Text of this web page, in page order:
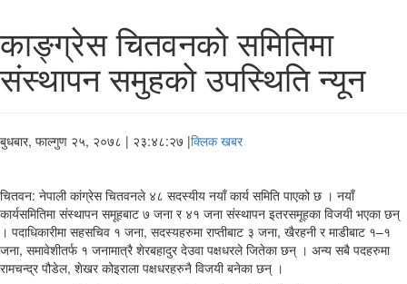
काङ्ग्रेस चितवनकाे समितिमा
संस्थापन समुहकाे उपस्थिति न्यून
बुधबार, फाल्गुण २५, २०७८ | २३:४८:२७ |क्लिक खबर
चितवन: नेपाली कांग्रेस चितवनले ४८ सदस्यीय नयाँ कार्य समिति पाएको छ । नयाँ
कार्यसमितिमा संस्थापन समूहबाट ७ जना र ४१ जना संस्थापन इतरसमूहका विजयी भएका छन्
। पदाधिकारीमा सहसचिव १ जना, सदस्यहरुमा राप्तीबाट ३ जना, खैरहनी र माडीबाट १–१
जना, समावेशीतर्फ १ जनामात्रै शेरबहादुर देउवा पक्षधरले जितेका छन् । अन्य सबै पदहरुमा
रामचन्द्र पौडेल, शेखर कोइराला पक्षधरहरुनै विजयी बनेका छन् ।